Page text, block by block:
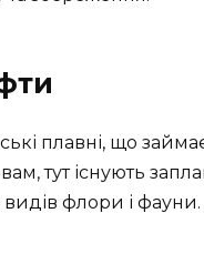
плавні, що
тут існують
флори і фауни.